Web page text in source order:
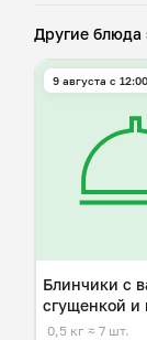
Другие блюда
9 августа с 12:00
Блинчики с
сгущенкой и
орехом
0,5 кг ≈ 7 шт.